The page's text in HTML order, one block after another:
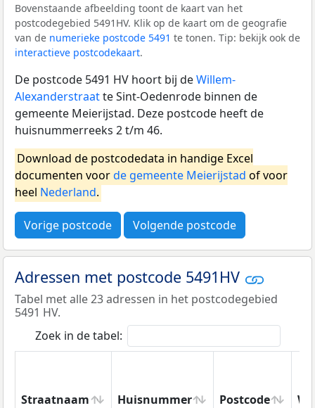
Bovenstaande afbeelding toont de kaart van het
postcodegebied 5491HV. Klik op de kaart om de geografie
van de numerieke postcode 5491 te tonen. Tip: bekijk ook de
interactieve postcodekaart.
De postcode 5491 HV hoort bij deWillem-
Alexanderstraatte Sint-Oedenrode binnen de
gemeente Meierijstad. Deze postcode heeft de
huisnummerreeks 2 t/m 46.
Download de postcodedata in handige Excel
documenten voorde gemeente Meierijstad of voor
heel Nederland.
Vorige postcode Volgende postcode
Adressen met postcode 5491HV
Tabel met alle 23 adressen in het postcodegebied
5491 HV.
Zoek in de tabel:
Straatnaam Huisnummer Postcode